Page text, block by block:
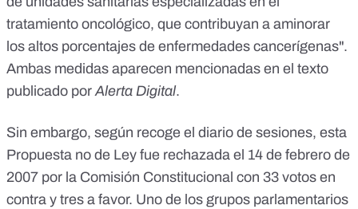
tratamiento oncológico, que contribuyan a aminorar
los altos porcentajes de enfermedades cancerígenas".
Ambas medidas aparecen mencionadas en el texto
publicado porAlerta Digital.
Sin embargo, según recoge el diario de sesiones, esta
Propuesta no de Ley fue rechazada el 14 de febrero de
2007 por la Comisión Constitucional con 33 votos en
contra y tres a favor. Uno de los grupos parlamentarios